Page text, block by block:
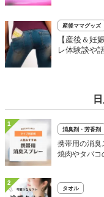
産後ママグッズ
【産後＆妊
レ体験談や
1
消臭剤・芳香剤
携帯用の消臭
焼肉やタバコ
2
タオル